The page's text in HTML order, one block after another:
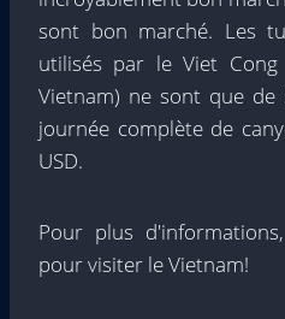
sont bon marché. Les
utilisés par le Viet
Vietnam) ne sont que
journée complète de
USD.
Pour plus
pour visiter le Vietnam!